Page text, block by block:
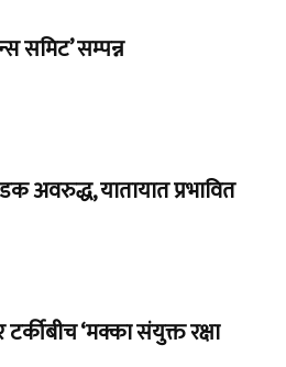
समिट’ सम्पन्न
अवरुद्ध, यातायात प्रभावित
‘मक्का संयुक्त रक्षा